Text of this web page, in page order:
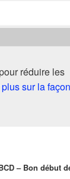
réduire les
sur la
– Bon début